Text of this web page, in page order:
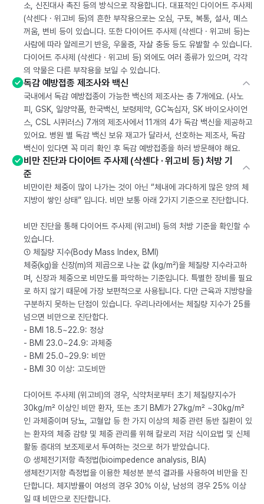
소, 신진대사 촉진 등의 방식으로 작용합니다. 대표적인 다이어트 주사제
(삭센다 · 위고비 등)의 흔한 부작용으로는 오심, 구토, 복통, 설사, 메스
꺼움, 변비 등이 있습니다. 또한 다이어트 주사제 (삭센다 · 위고비 등)는
사람에 따라 알레르기 반응, 우울증, 자살 충동 등도 유발할 수 있습니다.
다이어트 주사제 (삭센다 · 위고비 등) 외에도 여러 종류가 있으며, 각각
의 약물은 다른 부작용을 보일 수 있습니다.
독감 예방접종 제조사와 백신
국내에서 독감 예방접종이 가능한 백신의 제조사는 총 7개에요. (사노
피, GSK, 일양약품, 한국백신, 보령제약, GC녹십자, SK 바이오사이언
스, CSL 시퀴러스) 7개의 제조사에서 11개의 4가 독감 백신을 제공하고
있어요. 병원 별 독감 백신 보유 재고가 달라서, 선호하는 제조사, 독감
백신이 있다면 꼭 미리 확인 후 독감 예방접종을 하러 방문해야 해요.
비만 진단과 다이어트 주사제 (삭센다 · 위고비 등) 처방 기
준
비만이란 체중이 많이 나가는 것이 아닌 “체내에 과다하게 많은 양의 체
지방이 쌓인 상태” 입니다. 비만 보통 아래 2가지 기준으로 진단합니다.
비만 진단을 통해 다이어트 주사제 (위고비) 등의 처방 기준을 확인할 수
있습니다.
① 체질량 지수(Body Mass Index, BMI)
체중(kg)을 신장(m)의 제곱으로 나눈 값 (kg/m²)을 체질량 지수라고하
며, 신장과 체중으로 비만도를 파악하는 기준입니다. 특별한 장비를 필요
로 하지 않기 때문에 가장 보편적으로 사용됩니다. 다만 근육과 지방량을
구분하지 못하는 단점이 있습니다. 우리나라에서는 체질량 지수가 25를
넘으면 비만으로 진단합다.
- BMI 18.5~22.9: 정상
- BMI 23.0~24.9: 과체중
- BMI 25.0~29.9: 비만
- BMI 30 이상: 고도비만
다이어트 주사제 (위고비)의 경우, 식약처로부터 초기 체질량지수가
30kg/m² 이상인 비만 환자, 또는 초기 BMI가 27kg/m² ~30kg/m²
인 과체중이며 당뇨, 고혈압 등 한 가지 이상의 체중 관련 동반 질환이 있
는 환자의 체중 감량 및 체중 관리를 위해 칼로리 저감 식이요법 및 신체
활동 증대의 보조제로서 투여하는 것으로 허가 받았습니다.
② 생체전기저항 측정법(bioimpedence analysis, BIA)
생체전기저항 측정법을 이용한 체성분 분석 결과를 사용하여 비만을 진
단합니다. 체지방률이 여성의 경우 30% 이상, 남성의 경우 25% 이상
일 때 비만으로 진단합니다.